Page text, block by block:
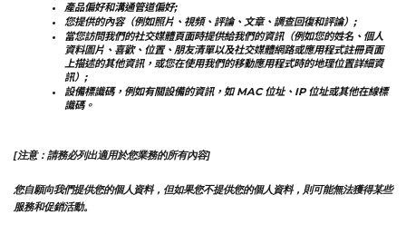
產品偏好和溝通管道偏好;
您提供的內容（例如照片、視頻、評論、文章、調查回復和評論）;
當您訪問我們的社交媒體頁面時提供給我們的資訊（例如您的姓名、個人
資料圖片、喜歡、位置、朋友清單以及社交媒體網路或應用程式註冊頁面
上描述的其他資訊，或您在使用我們的移動應用程式時的地理位置詳細資
訊）;
設備標識碼，例如有關設備的資訊，如 MAC 位址、IP 位址或其他在線標
識碼。
[注意：請務必列出適用於您業務的所有內容]
您自願向我們提供您的個人資料，但如果您不提供您的個人資料，則可能無法獲得某些
服務和促銷活動。